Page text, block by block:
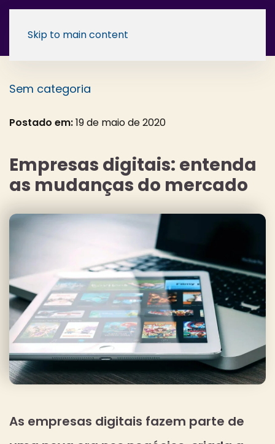
Skip to main content
Sem categoria
Postado em:19 de maio de 2020
Empresas digitais: entenda
as mudanças do mercado
As empresas digitais fazem parte de